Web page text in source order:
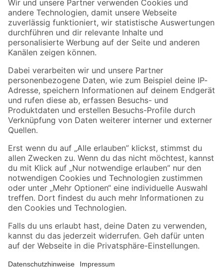
Zur Newsletter Anmeldung
Folge uns
Zahlungsarten Versandarten
Sicher einkaufen
Jetzt die toom-App herunterladen
Alle Preisangaben in EUR inkl. gesetzl. MwSt.. Die dargestellten Angebote sind unter
Umständen nicht in allen Märkten verfügbar. Die angegebenen Verfügbarkeiten beziehen
Produkte nur solange der Vorrat reicht.